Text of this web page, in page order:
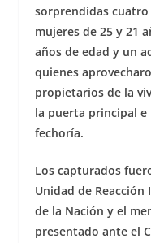
sorprendidas
mujeres de 25 y 21
años de edad y un
quienes
propietarios de la
la puerta principal e
fechoría.
Los capturados
Unidad de Reacción
de la Nación y el
presentado ante el